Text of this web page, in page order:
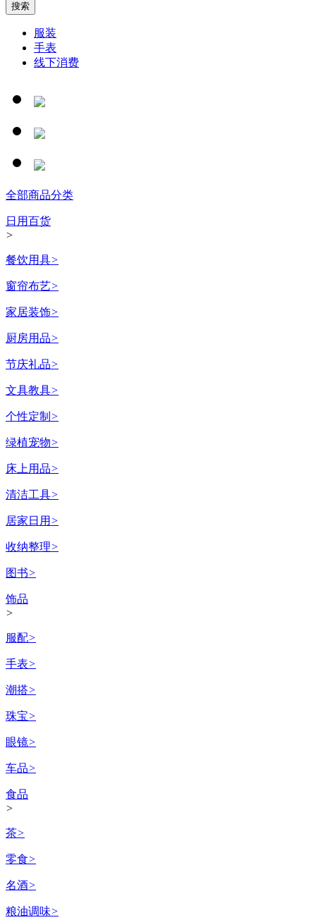
服装
手表
线下消费
全部商品分类
日用百货
>
餐饮用具>
窗帘布艺>
家居装饰>
厨房用品>
节庆礼品>
文具教具>
个性定制 >
绿植宠物>
床上用品>
清洁工具>
居家日用 >
收纳整理>
图书>
饰品
>
服配>
手表>
潮搭>
珠宝>
眼镜>
车品>
食品
>
茶>
零食>
名酒>
粮油调味>